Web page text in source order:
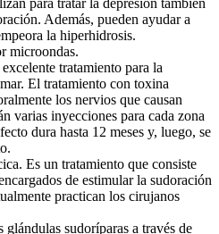
para tratar la depresión también
Además, pueden ayudar a
la hiperhidrosis.
microondas.
tratamiento para la
El tratamiento con toxina
los nervios que causan
varias inyecciones para cada zona
dura hasta 12 meses y, luego, se
Es un tratamiento que consiste
de estimular la sudoración
practican los cirujanos
sudoríparas a través de